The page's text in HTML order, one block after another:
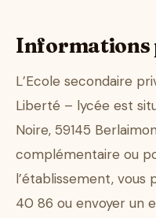
Informations
L’Ecole secondaire
Liberté – lycée est
Noire, 59145
complémentaire ou
l’établissement, vous
40 86 ou envoyer un